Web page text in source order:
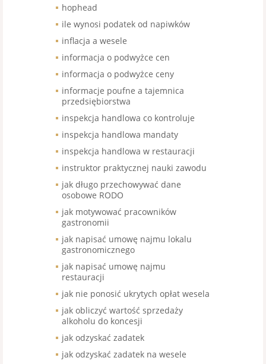
hophead
ile wynosi podatek od napiwków
inflacja a wesele
informacja o podwyżce cen
informacja o podwyżce ceny
informacje poufne a tajemnica
przedsiębiorstwa
inspekcja handlowa co kontroluje
inspekcja handlowa mandaty
inspekcja handlowa w restauracji
instruktor praktycznej nauki zawodu
jak długo przechowywać dane
osobowe RODO
jak motywować pracowników
gastronomii
jak napisać umowę najmu lokalu
gastronomicznego
jak napisać umowę najmu
restauracji
jak nie ponosić ukrytych opłat wesela
jak obliczyć wartość sprzedaży
alkoholu do koncesji
jak odzyskać zadatek
jak odzyskać zadatek na wesele